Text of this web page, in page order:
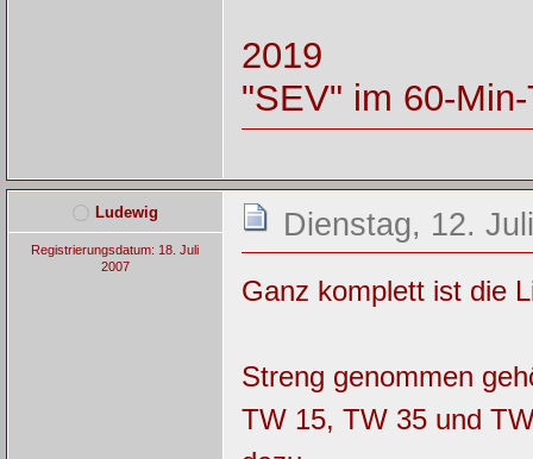
2019
"SEV" im 60-
Ludewig
Registrierungsdatum: 18. Juli
2007
Dienstag, 12.
Ganz komplett ist die
Streng genommen
TW 15, TW 35 und